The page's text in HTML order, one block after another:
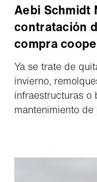
Aebi Schmidt
contratación
compra
Ya se trate de
invierno,
infraestructuras o
mantenimiento